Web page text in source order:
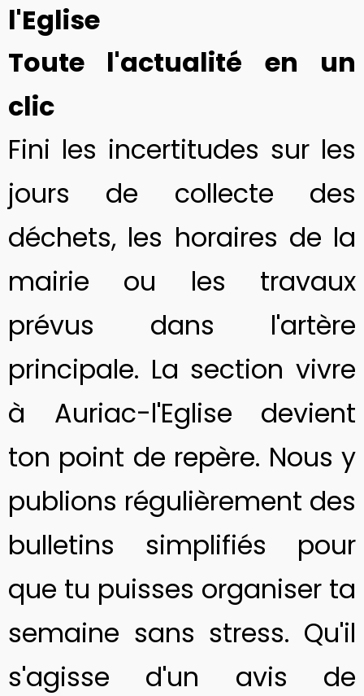
l'Eglise
Toute l'actualité en un
clic
Fini les incertitudes sur les
jours de collecte des
déchets, les horaires de la
mairie ou les travaux
prévus dans l'artère
principale. La section vivre
à Auriac-l'Eglise devient
ton point de repère. Nous y
publions régulièrement des
bulletins simplifiés pour
que tu puisses organiser ta
semaine sans stress. Qu'il
s'agisse d'un avis de